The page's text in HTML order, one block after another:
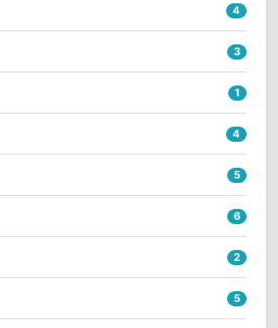
4
3
1
4
5
6
2
5